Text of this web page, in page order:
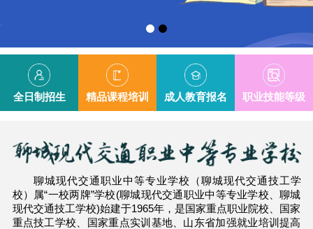
全日制招生 精品课程培训 成人教育报名 职业技能等级
聊城现代交通职业中等专业学校（聊城现代交通技工学
校）属“一校两牌”学校(聊城现代交通职业中等专业学校、聊城
现代交通技工学校)始建于1965年，是国家重点职业院校、国家
重点技工学校、国家重点实训基地、山东省加强就业培训提高